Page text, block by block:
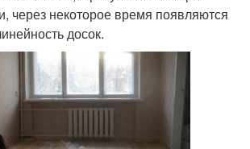
через некоторое время появляются
досок.